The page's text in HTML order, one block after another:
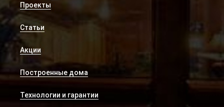
Проекты
Статьи
Акции
Построенные дома
Технологии и гарантии